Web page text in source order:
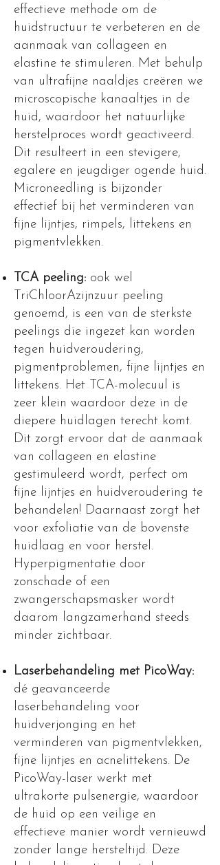
effectieve methode om de
huidstructuur te verbeteren en de
aanmaak van collageen en
elastine te stimuleren. Met behulp
van ultrafijne naaldjes creëren we
microscopische kanaaltjes in de
huid, waardoor het natuurlijke
herstelproces wordt geactiveerd.
Dit resulteert in een stevigere,
egalere en jeugdiger ogende huid.
Microneedling is bijzonder
effectief bij het verminderen van
fijne lijntjes, rimpels, littekens en
pigmentvlekken.
TCA peeling: ook wel
TriChloorAzijnzuur peeling
genoemd, is een van de sterkste
peelings die ingezet kan worden
tegen huidveroudering,
pigmentproblemen, fijne lijntjes en
littekens. Het TCA-molecuul is
zeer klein waardoor deze in de
diepere huidlagen terecht komt.
Dit zorgt ervoor dat de aanmaak
van collageen en elastine
gestimuleerd wordt, perfect om
fijne lijntjes en huidveroudering te
behandelen! Daarnaast zorgt het
voor exfoliatie van de bovenste
huidlaag en voor herstel.
Hyperpigmentatie door
zonschade of een
zwangerschapsmasker wordt
daarom langzamerhand steeds
minder zichtbaar.
Laserbehandeling met PicoWay:
dé geavanceerde
laserbehandeling voor
huidverjonging en het
verminderen van pigmentvlekken,
fijne lijntjes en acnelittekens. De
PicoWay-laser werkt met
ultrakorte pulsenergie, waardoor
de huid op een veilige en
effectieve manier wordt vernieuwd
zonder lange hersteltijd. Deze